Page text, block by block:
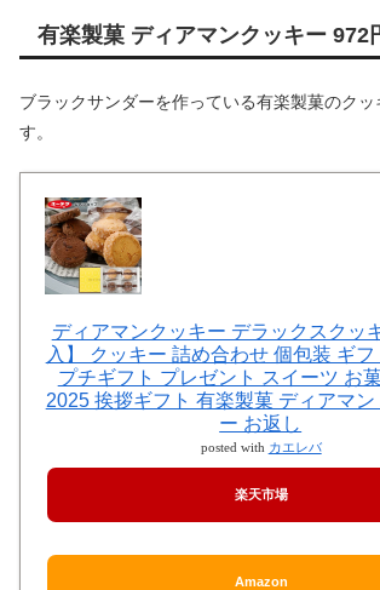
有楽製菓 ディアマンクッキー 972
ブラックサンダーを作っている有楽製菓のク
す。
ディアマンクッキー デラックスクッ
入】 クッキー 詰め合わせ 個包装 ギ
プチギフト プレゼント スイーツ お
2025 挨拶ギフト 有楽製菓 ディアマ
ー お返し
posted with カエレバ
楽天市場
Amazon